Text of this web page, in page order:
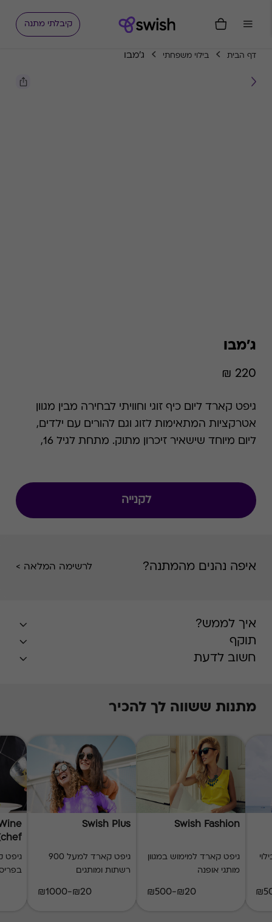
קיבלתי מתנה
דף הבית בילוי משפחתי ג'מבו
ג'מבו
220 ₪
גיפט קארד ליום כיף זוגי וחוויתי לבחירה מבין מגוון
אטרקציות המתאימות לזוג וגם להורים עם ילדים,
ליום מיוחד שישאיר זיכרון מתוק. מתחת לגיל 16,
לקנייה
איפה נהנים מהמתנה? לרשימה המלאה >
איך לממש?
תוקף
חשוב לדעת
מתנות ששווה לך להכיר
Swish Fashion
גיפט קארד למימוש במגוון
מותגי אופנה
₪20-₪500
Swish Plus
גיפט קארד למעל 900
רשתות ומותגים
₪20-₪1000
גיפט